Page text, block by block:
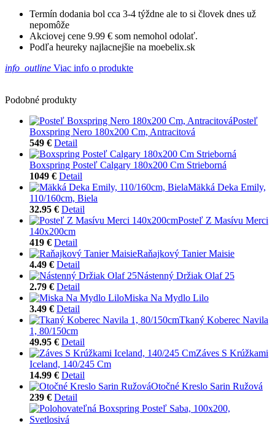
Termín dodania bol cca 3-4 týždne ale to si človek dnes už
nepomôže
Akciovej cene 9.99 € som nemohol odolať.
Podľa heureky najlacnejšie na moebelix.sk
info_outline Viac info o produkte
Podobné produkty
Posteľ
Boxspring Nero 180x200 Cm, Antracitová
549 € Detail
Boxspring Posteľ Calgary 180x200 Cm Strieborná
1049 € Detail
Mäkká Deka Emily,
110/160cm, Biela
32.95 € Detail
Posteľ Z Masívu Merci
140x200cm
419 € Detail
Raňajkový Tanier Maisie
4.49 € Detail
Nástenný Držiak Olaf 25
2.79 € Detail
Miska Na Mydlo Lilo
3.49 € Detail
Tkaný Koberec Navila
1, 80/150cm
49.95 € Detail
Záves S Krúžkami
Iceland, 140/245 Cm
14.99 € Detail
Otočné Kreslo Sarin Ružová
239 € Detail